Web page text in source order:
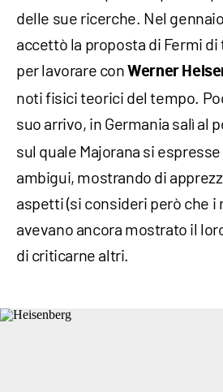
delle sue ricerche. Nel
accettò la proposta di Fermi
per lavorare conWerner
noti fisici teorici del tempo.
suo arrivo, in Germania salì al
sul quale Majorana si
ambigui, mostrando di
aspetti (si consideri però che i
avevano ancora mostrato il
di criticarne altri.